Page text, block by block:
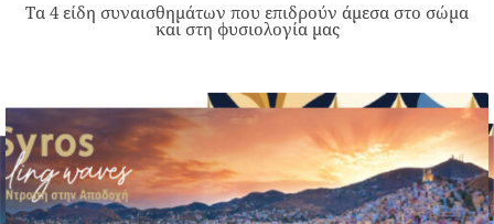
Τα 4 είδη συναισθημάτων που επιδρούν άμεσα στο σώμα
και στη φυσιολογία μας